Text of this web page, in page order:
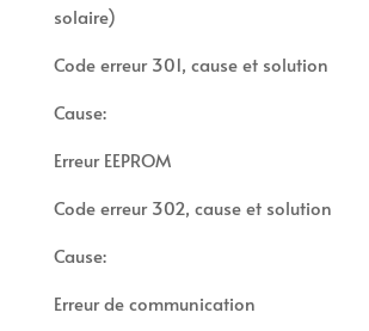
solaire)
Code erreur 301, cause et solution
Cause:
Erreur EEPROM
Code erreur 302, cause et solution
Cause:
Erreur de communication